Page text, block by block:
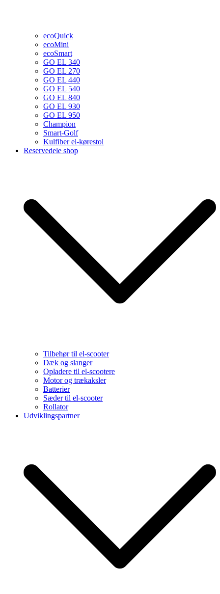
ecoQuick
ecoMini
ecoSmart
GO EL 340
GO EL 270
GO EL 440
GO EL 540
GO EL 840
GO EL 930
GO EL 950
Champion
Smart-Golf
Kulfiber el-kørestol
Reservedele shop
Tilbehør til el-scooter
Dæk og slanger
Opladere til el-scootere
Motor og trækaksler
Batterier
Sæder til el-scooter
Rollator
Udviklingspartner